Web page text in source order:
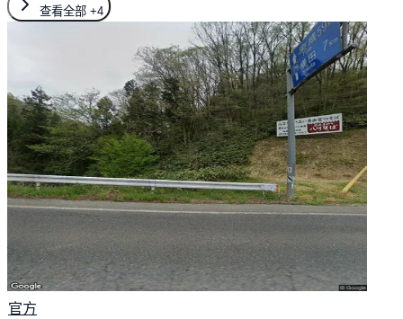
查看全部 +4
官方